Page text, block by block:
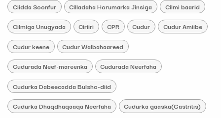
Ciidda Soonfur Cilladaha Horumarka Jinsiga Cilmi baarid
Cilmiga Unugyada Ciriiri CPR Cudur Cudur Amiibe
Cudur keene Cudur Walbahaareed
Cudurada Neef-mareenka Cudurada Neerfaha
Cudurka Dabeecadda Bulsho-diid
Cudurka Dhaqdhaqaaqa Neerfaha Cudurka gaaska(Gastritis)